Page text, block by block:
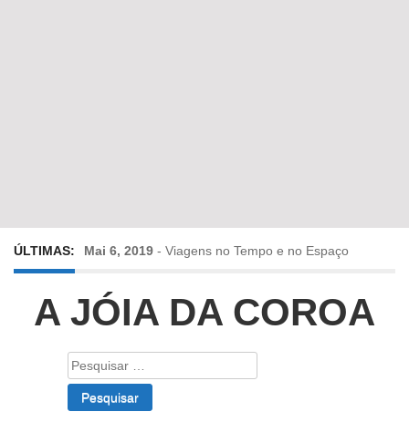
ÚLTIMAS: Mai 6, 2019 - Viagens no Tempo e no Espaço
Abr 24, 2019 -Diz-me a verdade a mentir
Fev 22, 2019
A JÓIA DA COROA
Pesquisar
por: